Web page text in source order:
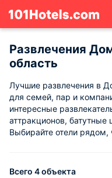
Развлечения
область
Лучшие развлечения в
для семей, пар и
интересные
аттракционов, батутные
Выбирайте отели рядом,
Всего 4 объекта